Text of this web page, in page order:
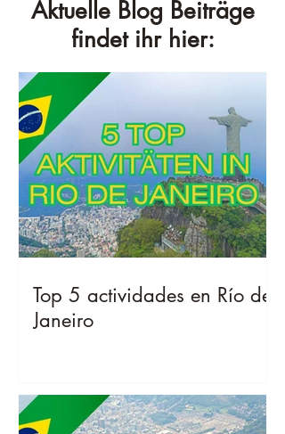
Aktuelle Blog Beiträge
findet ihr hier:
Top 5 actividades en Río de
Janeiro